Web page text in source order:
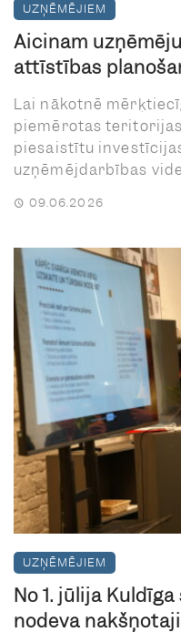
UZŅĒMĒJIEM
Aicinām
attīstības
Lai nākotnē
piemērotas
piesaistītu
uzņēmējdarbības
09.06.2026
UZŅĒMĒJIEM
No 1. jūlija
nodeva